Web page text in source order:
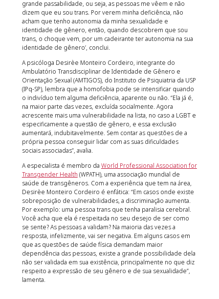
grande passabilidade, ou seja, as pessoas me vêem e não
dizem que eu sou trans. Por verem minha deficiência, não
acham que tenho autonomia da minha sexualidade e
identidade de gênero, então, quando descobrem que sou
trans, o choque vem, por um cadeirante ter autonomia na sua
identidade de gênero’, conclui.
A psicóloga Desirèe Monteiro Cordeiro, integrante do
Ambulatório Transdisciplinar de Identidade de Gênero e
Orientação Sexual (AMTIGOS), do Instituto de Psiquiatria da USP
(IPq-SP), lembra que a homofobia pode se intensificar quando
o indivíduo tem alguma deficiência, aparente ou não. “Ela já é,
na maior parte das vezes, excluída socialmente. Agora
acrescente mais uma vulnerabilidade na lista, no caso a LGBT e
especificamente a questão de gênero, e essa exclusão
aumentará, indubitavelmente. Sem contar as questões de a
própria pessoa conseguir lidar com as suas dificuldades
sociais associadas”, avalia.
A especialista é membro da World Professional Association for
Transgender Health (WPATH), uma associação mundial de
saúde de transgêneros. Com a experiência que tem na área,
Desirèe Monteiro Cordeiro é enfática: “Em casos onde existe
sobreposição de vulnerabilidades, a discriminação aumenta.
Por exemplo: uma pessoa trans que tenha paralisia cerebral.
Você acha que ela é respeitada no seu desejo de ser como
se sente? As pessoas a validam? Na maioria das vezes a
resposta, infelizmente, vai ser negativa. Em alguns casos em
que as questões de saúde física demandam maior
dependência das pessoas, existe a grande possibilidade dela
não ser validada em sua existência, principalmente no que diz
respeito a expressão de seu gênero e de sua sexualidade”,
lamenta.